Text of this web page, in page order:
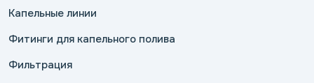
Капельные линии
Фитинги для капельного полива
Фильтрация